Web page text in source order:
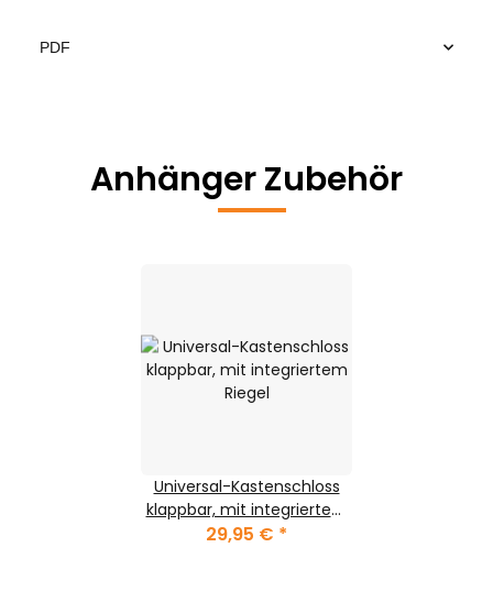
PDF
Anhänger Zubehör
Universal-Kastenschloss
klappbar, mit integriertem
Riegel
29,95 € *